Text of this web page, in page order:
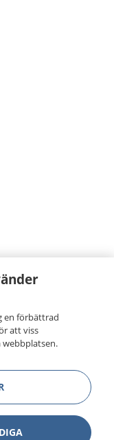
en förbättrad
att viss